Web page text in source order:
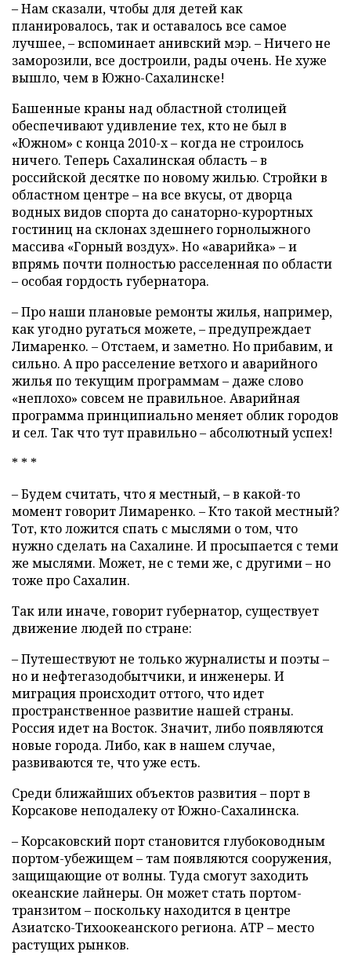
– Нам сказали, чтобы для детей как
планировалось, так и оставалось все самое
лучшее, – вспоминает анивский мэр. – Ничего не
заморозили, все достроили, рады очень. Не хуже
вышло, чем в Южно-Сахалинске!
Башенные краны над областной столицей
обеспечивают удивление тех, кто не был в
«Южном» с конца 2010-х – когда не строилось
ничего. Теперь Сахалинская область – в
российской десятке по новому жилью. Стройки в
областном центре – на все вкусы, от дворца
водных видов спорта до санаторно-курортных
гостиниц на склонах здешнего горнолыжного
массива «Горный воздух». Но «аварийка» – и
впрямь почти полностью расселенная по области
– особая гордость губернатора.
– Про наши плановые ремонты жилья, например,
как угодно ругаться можете, – предупреждает
Лимаренко. – Отстаем, и заметно. Но прибавим, и
сильно. А про расселение ветхого и аварийного
жилья по текущим программам – даже слово
«неплохо» совсем не правильное. Аварийная
программа принципиально меняет облик городов
и сел. Так что тут правильно – абсолютный успех!
* * *
– Будем считать, что я местный, – в какой-то
момент говорит Лимаренко. – Кто такой местный?
Тот, кто ложится спать с мыслями о том, что
нужно сделать на Сахалине. И просыпается с теми
же мыслями. Может, не с теми же, с другими – но
тоже про Сахалин.
Так или иначе, говорит губернатор, существует
движение людей по стране:
– Путешествуют не только журналисты и поэты –
но и нефтегазодобытчики, и инженеры. И
миграция происходит оттого, что идет
пространственное развитие нашей страны.
Россия идет на Восток. Значит, либо появляются
новые города. Либо, как в нашем случае,
развиваются те, что уже есть.
Среди ближайших объектов развития – порт в
Корсакове неподалеку от Южно-Сахалинска.
– Корсаковский порт становится глубоководным
портом-убежищем – там появляются сооружения,
защищающие от волны. Туда смогут заходить
океанские лайнеры. Он может стать портом-
транзитом – поскольку находится в центре
Азиатско-Тихоокеанского региона. АТР – место
растущих рынков.